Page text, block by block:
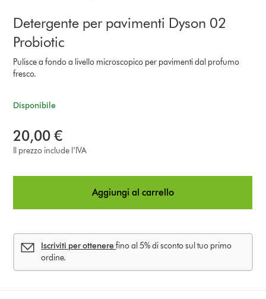
Detergente per pavimenti Dyson 02
Probiotic
Pulisce a fondo a livello microscopico per pavimenti dal profumo
fresco.
Disponibile
20,00 €
Il prezzo include l’IVA
Aggiungi al carrello
Iscriviti per ottenerefino al 5% di sconto sul tuo primo
ordine.